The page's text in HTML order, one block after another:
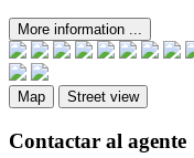
More information ...
Map Street view
Contactar al agente